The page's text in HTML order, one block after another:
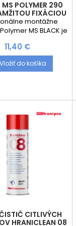
MS POLYMER 290
FIXÁCIOU
/ ČIERNAmontážne
MS BLACK je
moderných MS
určené na lepenie
materiálov bez
počiatočnej
až 500 kg/m²
prvkov a výrazne
montážne práce.
Lepidlo...
Cena
11,40 €
Vložiť do košíka
CITLIVÝCH
HRANICLEAN 08